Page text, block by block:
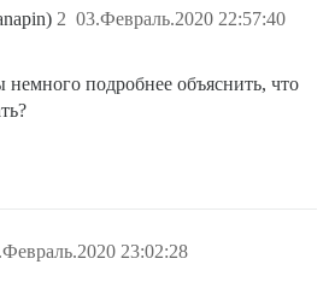
03.Февраль.2020 22:57:40
2
подробнее объяснить, что
23:02:28